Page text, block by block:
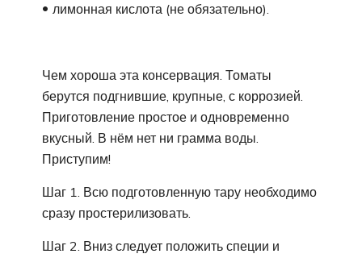
лимонная кислота (не обязательно).
Чем хороша эта консервация. Томаты
берутся подгнившие, крупные, с коррозией.
Приготовление простое и одновременно
вкусный. В нём нет ни грамма воды.
Приступим!
Шаг 1. Всю подготовленную тару необходимо
сразу простерилизовать.
Шаг 2. Вниз следует положить специи и